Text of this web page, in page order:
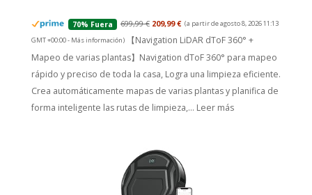
70% Fuera 699,99 € 209,99 € (a partir de agosto 8, 2026 11:13
GMT +00:00 - Más información)
【Navigation LiDAR dToF 360° +
Mapeo de varias plantas】Navigation dToF 360° para mapeo
rápido y preciso de toda la casa, Logra una limpieza eficiente.
Crea automáticamente mapas de varias plantas y planifica de
forma inteligente las rutas de limpieza,... Leer más